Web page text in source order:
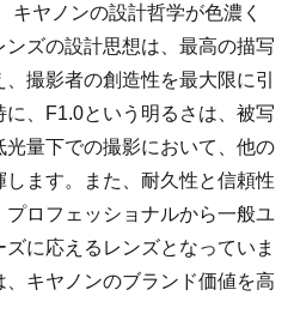
キヤノンの設計哲学が色濃く
ズの設計思想は、最高の描写
撮影者の創造性を最大限に引
、F1.0という明るさは、被写
量下での撮影において、他の
ます。また、耐久性と信頼性
ロフェッショナルから一般ユ
に応えるレンズとなっていま
キヤノンのブランド価値を高